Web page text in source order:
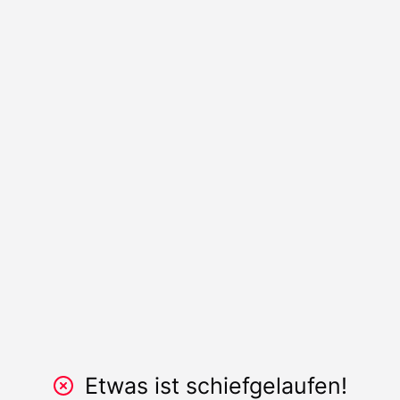
Etwas ist schiefgelaufen!